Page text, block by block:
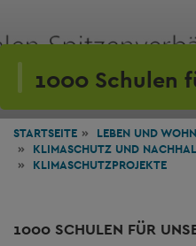
1000 Schulen
STARTSEITE LEBEN UND
KLIMASCHUTZ UND
KLIMASCHUTZPROJEKTE
1000 SCHULEN FÜR